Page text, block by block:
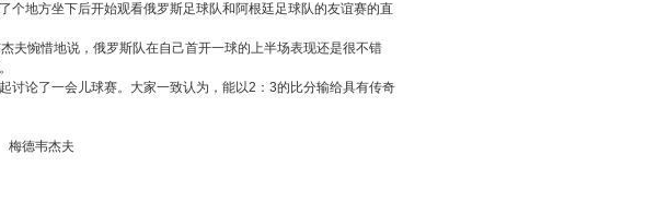
个地方坐下后开始观看俄罗斯足球队和阿根廷足球队的友谊赛的直
夫惋惜地说，俄罗斯队在自己首开一球的上半场表现还是很不错
讨论了一会儿球赛。大家一致认为，能以2：3的比分输给具有传奇
梅德韦杰夫